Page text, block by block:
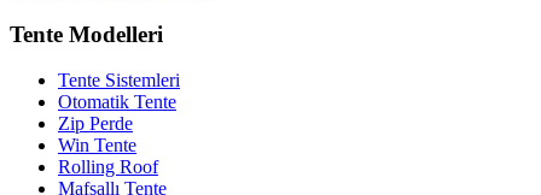
Tente Modelleri
Tente Sistemleri
Otomatik Tente
Zip Perde
Win Tente
Rolling Roof
Mafsallı Tente